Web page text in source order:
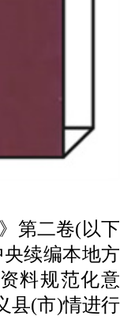
第二卷(以下
续编本地方
料规范化意
县(市)情进行